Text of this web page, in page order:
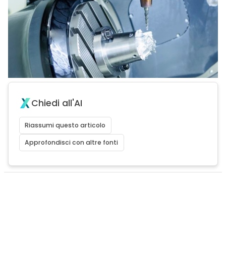
Chiedi all'AI
Riassumi questo articolo
Approfondisci con altre fonti